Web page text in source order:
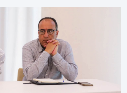
ولم تخل هذه الدورة من مؤشرات
وتبرز هذه الأرقام الحجم الكبير
ومن المرتقب أن تعرف فعاليات الموسم
واسعا،في ظل الشغف الكبير الذي يحظى